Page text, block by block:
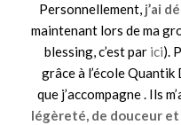
Personnellement, j’ai
maintenant lors de ma
blessing, c’est par ici).
grâce à l’école Quantik
que j’accompagne . Ils
légèreté, de douceur